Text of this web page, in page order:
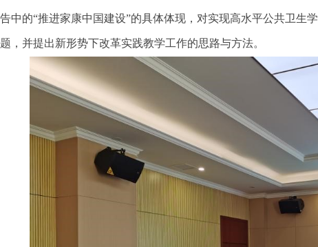
告中的“推进家康中国建设”的具体体现，对实现高水平公共卫生
题，并提出新形势下改革实践教学工作的思路与方法。